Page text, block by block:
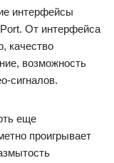
интерфейсы
От интерфейса
качество
возможность
сигналов.
еще
проигрывает